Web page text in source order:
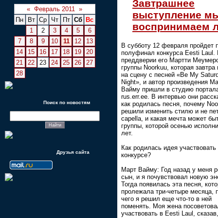
« Февраль 2011 »
Пн
Вт Ср Чт Пт Сб
Вс
1
2 3 4 5
6
7
8 9 10 11 12
13
14
15 16 17 18 19
20
21
22 23 24 25 26
27
28
Поиск по новостям
Друзья сайта
Завтрашнее
выступление
воспринимаем
В субботу 12 февраля пройдет
полуфинал конкурса Eesti Laul.
преддверии его Мартти
группы Noorkuu, которая завтра
на сцену с песней «Be My
Night», и автор произведения
Вайму пришли в студию
rus.err.ee. В интервью они
как родилась песня, почему
решили изменить стилю и не
capella, и какая мечта может
группы, которой осенью
лет.
Как родилась идея участвовать
конкурсе?
Март Вайму: Год назад у меня
сын, и я почувствовал новую
Тогда появилась эта песня,
пролежала три-четыре месяца,
чего я решил еще что-то в ней
поменять. Моя жена
участвовать в Eesti Laul,